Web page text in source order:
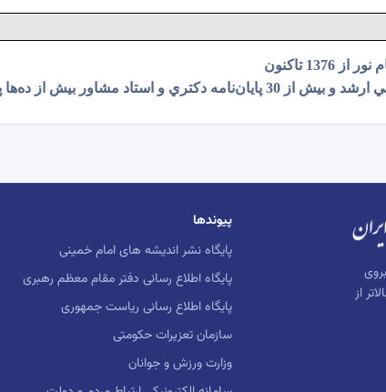
تاکنون
از
پیوندها
پایگاه نشر اندیشه های امام خمینی
پایگاه اطلاع رسانی دفتر مقام معظم رهبری
پایگاه اطلاع رسانی ریاست جمهوری
سازمان تعزیرات حکومتی
وزارت ورزش و جوانان